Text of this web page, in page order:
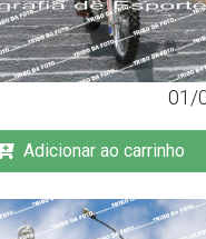
01/
Adicionar ao carrinho